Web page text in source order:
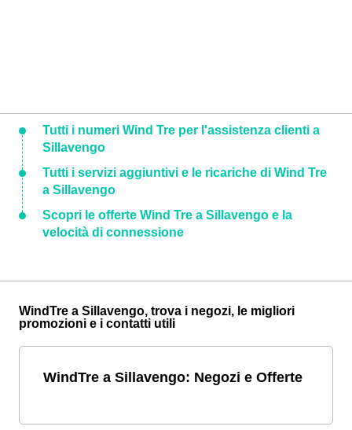
Tutti i numeri Wind Tre per l'assistenza clienti a
Sillavengo
Tutti i servizi aggiuntivi e le ricariche di Wind Tre
a Sillavengo
Scopri le offerte Wind Tre a Sillavengo e la
velocità di connessione
WindTre a Sillavengo, trova i negozi, le migliori
promozioni e i contatti utili
WindTre a Sillavengo: Negozi e Offerte